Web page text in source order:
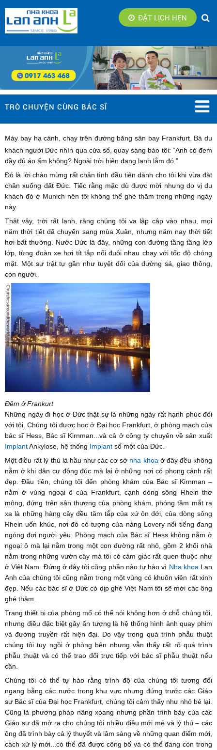
ĐẶT LỊCH HẸN
TRÒ CHUYỆN CÙNG BÁC SĨ
Máy bay hạ cánh, chạy trên đường băng sân bay Frankfurt. Bà du
khách người Đức nhìn qua cửa sổ, quay sang bảo tôi: “Anh có đem
đầy đủ áo ấm không? Ngoài trời hiện đang lạnh lắm đó.”
Đó là lời chào mừng rất chân tình đầu tiên dành cho tôi khi vừa đặt
chân xuống đất Đức. Tiếc rằng mặc dù được mời nhưng do vị du
khách đó ở Munich nên tôi không thể ghé thăm trong những ngày
này.
Thật vậy, trời rất lạnh, răng chúng tôi va lập cập vào nhau, mọi
năm thời tiết đã chuyển sang mùa Xuân, nhưng năm nay thời tiết
hơi bất thường. Nước Đức là đây, những con đường tầng tầng lớp
lớp, từng đoàn xe hơi tít tắp nối đuôi nhau chạy với tốc độ chóng
mặt. Một sự trật tự gần như tuyệt đối của đường sá, giao thông,
con người.
Đêm ở Frankurt
Những ngày đi học ở Đức thật sự là những ngày rất hạnh phúc đối
với tôi. Chúng tôi được học ở Đại học Frankfurt, ở phòng mạch của
bác sĩ Hess, Bác sĩ Kirnman...và cả ở công ty chuyên về sản xuất
ImplantAnkylose, hệ thống Implant số một của Đức.
Một điều rất lý thú là hầu như các cơ sở nha khoa ở đây đều không
nằm ở khi dân cư đông đúc mà lại ở những nơi có phong cảnh rất
đẹp. Đầu tiên, chúng tôi đến phòng khám của Bác sĩ Kirnman –
nằm ở vùng ngoại ô của Frankfurt, cạnh dòng sông Rhein thơ
mộng, đứng trên sân thượng của phòng khám, phóng tầm mắt ra
xa là những hàng cây đều tăm tắp của xứ ôn đới, của dòng sông
Rhein uốn khúc, nơi đó có tượng của nàng Lovery nổi tiếng đang
ngóng đợi người yêu. Phòng mạch của Bác sĩ Hess không nằm ở
ngoại ô mà lại nằm trong một con đường rất nhỏ, gồm 2 khối nhà
nằm trong những vườn cây mà tôi có cảm giác rất quen thuộc như
ở Việt Nam. Đứng ở đây tôi cũng phần nào tự hào vì Nha khoa Lan
Anh của chúng tôi cũng nằm trong một vùng có khuôn viên rất xinh
đẹp. Nếu các bác sĩ ở Đức có dịp ghé Việt Nam tôi sẽ mời các ông
ghé thăm.
Trang thiết bị của phòng mổ có thể nói không hơn ở chỗ chúng tôi,
nhưng điều đặc biệt gây ấn tượng là hệ thống hình ảnh quay phim
và đường truyền rất hiện đại. Do vậy trong quá trình phẫu thuật
chúng tôi tuy ngồi ở phòng bên nhưng vẫn thấy rất rõ quá trình
phẫu thuật và có thể trao đổi trực tiếp với bác sĩ phẫu thuật nếu
cần.
Chúng tôi có thể tự hào rằng trình độ của chúng tôi tương đối
ngang bằng các nước trong khu vực nhưng đứng trước các Giáo
sư Bác sĩ của Đại học Frankfurt, chúng tôi cảm thấy như nhỏ bé lại.
Cũng là phương pháp nâng xoang nhưng phần trình bày của các
Giáo sư đã mở ra cho chúng tôi nhiều điều mới mẻ và lý thú – các
ông đã trình bày cả lý thuyết và lâm sàng về những quan điểm mới,
cách xử lý mới...có thể đã được công bố và có thể đang còn trong